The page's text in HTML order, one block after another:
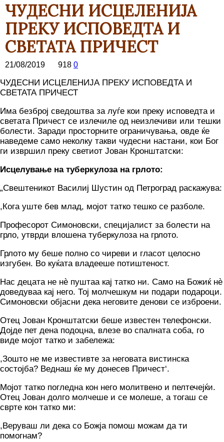
ЧУДЕСНИ ИСЦЕЛЕНИЈА
ПРЕКУ ИСПОВЕДТА И
СВЕТАТА ПРИЧЕСТ
21/08/2019 918 0
ЧУДЕСНИ ИСЦЕЛЕНИЈА ПРЕКУ ИСПОВЕДТА И
СВЕТАТА ПРИЧЕСТ
Има безброј сведоштва за луѓе кои преку исповедта и
светата Причест се излечиле од неизлечиви или тешки
болести. Заради просторните ограничувања, овде ќе
наведеме само неколку такви чудесни настани, кои Бог
ги извршил преку светиот Јован Кронштатски:
Исцелување на туберкулоза на грлото:
„Свештеникот Василиј Шустин од Петроград раскажува:
,Кога уште бев млад, мојот татко тешко се разболе.
Професорот Симоновски, специјалист за болести на
грло, утврди влошена туберкулоза на грлото.
Грлото му беше полно со чиреви и гласот целосно
изгубен. Во куќата владееше потиштеност.
Нас децата не нè пуштаа кај татко ни. Само на Божиќ нè
доведуваа кај него. Тој молчешкум ни подари подароци.
Симоновски објасни дека неговите денови се изброени.
Отец Јован Кронштатски беше известен телефонски.
Дојде пет дена подоцна, влезе во спалната соба, го
виде мојот татко и забележа:
,Зошто не ме известивте за неговата вистинска
состојба? Веднаш ќе му донесев Причест‘.
Мојот татко погледна кон него молитвено и пелтечејќи.
Отец Јован долго молчеше и се молеше, а тогаш се
сврте кон татко ми:
,Веруваш ли дека со Божја помош можам да ти
помогнам?